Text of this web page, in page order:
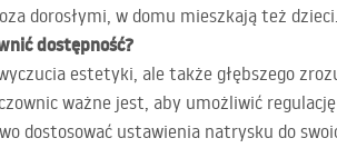
dorosłymi, w domu mieszkają też dzieci.
dostępność?
estetyki, ale także głębszego
ważne jest, aby umożliwić regulację
dostosować ustawienia natrysku do